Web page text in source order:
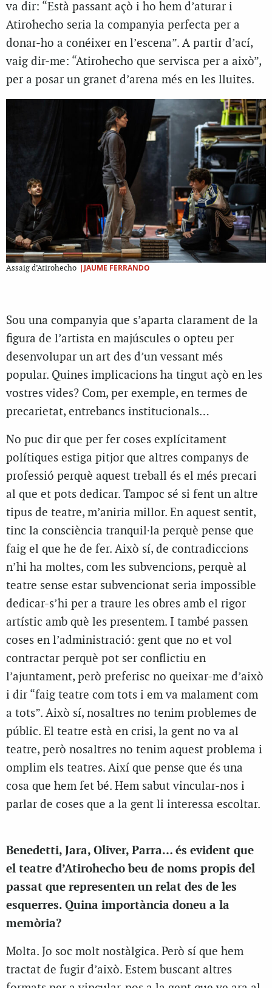
va dir: “Està passant açò i ho hem d’aturar i
Atirohecho seria la companyia perfecta per a
donar-ho a conéixer en l’escena”. A partir d’ací,
vaig dir-me: “Atirohecho que servisca per a això”,
per a posar un granet d’arena més en les lluites.
Assaig d’Atirohecho |JAUME FERRANDO
Sou una companyia que s’aparta clarament de la
figura de l’artista en majúscules o opteu per
desenvolupar un art des d’un vessant més
popular. Quines implicacions ha tingut açò en les
vostres vides? Com, per exemple, en termes de
precarietat, entrebancs institucionals…
No puc dir que per fer coses explícitament
polítiques estiga pitjor que altres companys de
professió perquè aquest treball és el més precari
al que et pots dedicar. Tampoc sé si fent un altre
tipus de teatre, m’aniria millor. En aquest sentit,
tinc la consciència tranquil·la perquè pense que
faig el que he de fer. Això sí, de contradiccions
n’hi ha moltes, com les subvencions, perquè al
teatre sense estar subvencionat seria impossible
dedicar-s’hi per a traure les obres amb el rigor
artístic amb què les presentem. I també passen
coses en l’administració: gent que no et vol
contractar perquè pot ser conflictiu en
l’ajuntament, però preferisc no queixar-me d’això
i dir “faig teatre com tots i em va malament com
a tots”. Això sí, nosaltres no tenim problemes de
públic. El teatre està en crisi, la gent no va al
teatre, però nosaltres no tenim aquest problema i
omplim els teatres. Així que pense que és una
cosa que hem fet bé. Hem sabut vincular-nos i
parlar de coses que a la gent li interessa escoltar.
Benedetti, Jara, Oliver, Parra… és evident que
el teatre d’Atirohecho beu de noms propis del
passat que representen un relat des de les
esquerres. Quina importància doneu a la
memòria?
Molta. Jo soc molt nostàlgica. Però sí que hem
tractat de fugir d’això. Estem buscant altres